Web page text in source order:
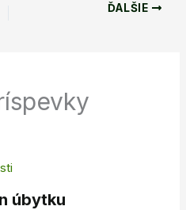
ĎALŠIE
úbytku